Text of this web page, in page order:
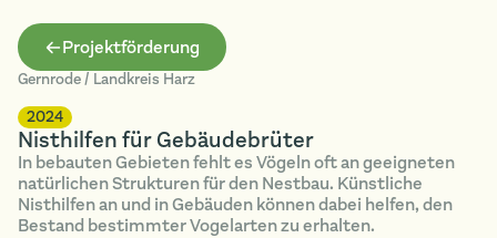
Projektförderung
Gernrode / Landkreis Harz
2024
Nisthilfen für Gebäudebrüter
In bebauten Gebieten fehlt es Vögeln oft an geeigneten
natürlichen Strukturen für den Nestbau. Künstliche
Nisthilfen an und in Gebäuden können dabei helfen, den
Bestand bestimmter Vogelarten zu erhalten.